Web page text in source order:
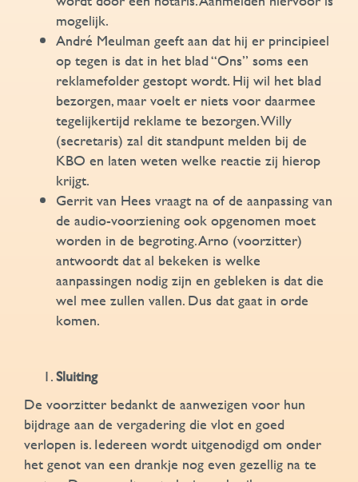
mogelijk.
André Meulman geeft aan dat hij er principieel
op tegen is dat in het blad “Ons” soms een
reklamefolder gestopt wordt. Hij wil het blad
bezorgen, maar voelt er niets voor daarmee
tegelijkertijd reklame te bezorgen. Willy
(secretaris) zal dit standpunt melden bij de
KBO en laten weten welke reactie zij hierop
krijgt.
Gerrit van Hees vraagt na of de aanpassing van
de audio-voorziening ook opgenomen moet
worden in de begroting. Arno (voorzitter)
antwoordt dat al bekeken is welke
aanpassingen nodig zijn en gebleken is dat die
wel mee zullen vallen. Dus dat gaat in orde
komen.
Sluiting
De voorzitter bedankt de aanwezigen voor hun
bijdrage aan de vergadering die vlot en goed
verlopen is. Iedereen wordt uitgenodigd om onder
het genot van een drankje nog even gezellig na te